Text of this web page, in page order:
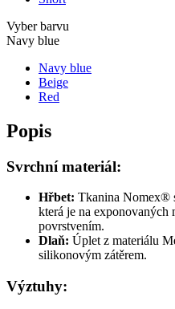
Vyber barvu
Navy blue
Navy blue
Beige
Red
Popis
Svrchní materiál:
Hřbet: Tkanina Nomex®
která je na exponovaných
povrstvením.
Dlaň: Úplet z materiálu
silikonovým zátěrem.
Výztuhy: